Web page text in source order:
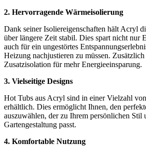
2. Hervorragende Wärmeisolierung
Dank seiner Isoliereigenschaften hält Acryl
über längere Zeit stabil. Dies spart nicht nur
auch für ein ungestörtes
Heizung nachjustieren zu müssen.
Zusatzisolation für mehr Energieeinsparung.
3. Vielseitige Designs
Hot Tubs aus Acryl sind in einer Vielzahl
erhältlich. Dies ermöglicht Ihnen, den
auszuwählen, der zu Ihrem persönlichen Stil
Gartengestaltung passt.
4. Komfortable Nutzung